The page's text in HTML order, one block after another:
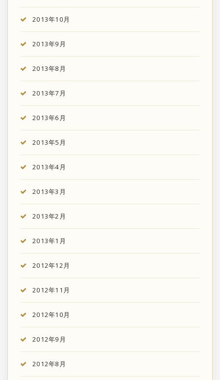
2013年10月
2013年9月
2013年8月
2013年7月
2013年6月
2013年5月
2013年4月
2013年3月
2013年2月
2013年1月
2012年12月
2012年11月
2012年10月
2012年9月
2012年8月